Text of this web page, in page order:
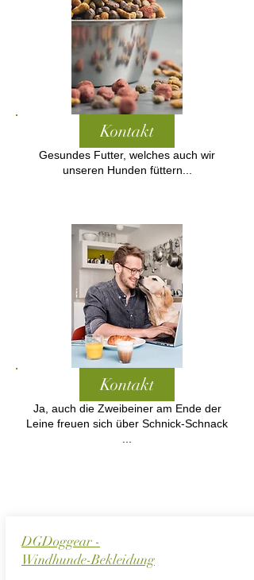
Kontakt
Gesundes Futter, welches auch wir
unseren Hunden füttern...
Kontakt
Ja, auch die Zweibeiner am Ende der
Leine freuen sich über Schnick-Schnack
...
DGDoggear -
Windhunde-Bekleidung